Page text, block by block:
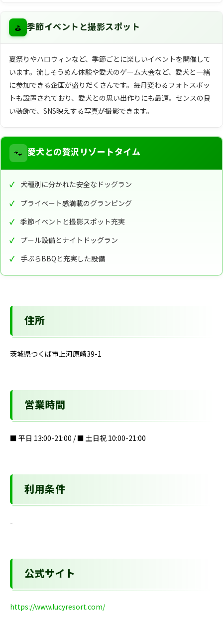
⛳ 季節イベントと撮影スポット
夏祭りやハロウィンなど、季節ごとに楽しいイベントを開催して
います。流しそうめん体験や愛犬のゲーム大会など、愛犬と一緒
に参加できる企画が盛りだくさんです。毎月変わるフォトスポッ
トも設置されており、愛犬との思い出作りにも最適。センスの良
い装飾で、SNS映えする写真が撮影できます。
🐾 愛犬との贅沢リゾートタイム
犬種別に分かれた安全なドッグラン
プライベート感満載のグランピング
季節イベントと撮影スポット充実
プール設備とナイトドッグラン
手ぶらBBQと充実した設備
住所
茨城県つくば市上河原崎39-1
営業時間
■ 平日 13:00-21:00 / ■ 土日祝 10:00-21:00
利用条件
-
公式サイト
https://www.lucyresort.com/